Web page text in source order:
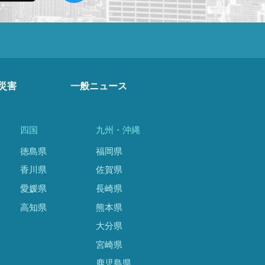
害 一般ニュース
四国
徳島県
香川県
愛媛県
高知県
九州・沖縄
福岡県
佐賀県
長崎県
熊本県
大分県
宮崎県